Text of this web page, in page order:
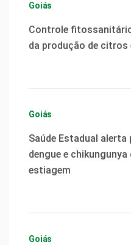
Goiás
Controle
da produção de citros
Goiás
Saúde Estadual alerta
dengue e
estiagem
Goiás